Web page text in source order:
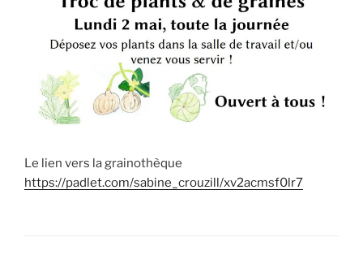
Le lien vers la grainothèque
https://padlet.com/sabine_crouzill/xv2acmsf0lr7